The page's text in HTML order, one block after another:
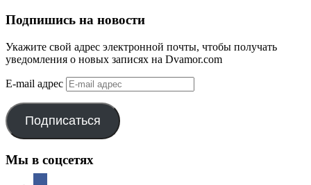
Подпишись на новости
Укажите свой адрес электронной почты, чтобы получать
уведомления о новых записях на Dvamor.com
E-mail адрес
Подписаться
Мы в соцсетях